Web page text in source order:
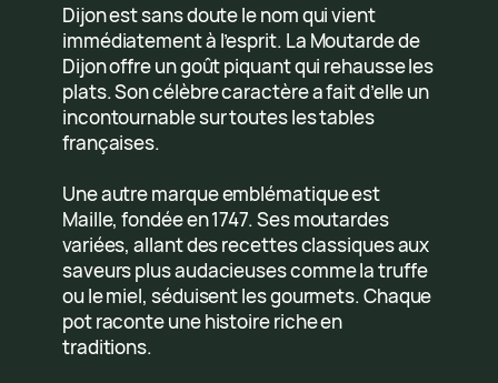
Dijon est sans doute le nom qui vient
immédiatement à l’esprit. La Moutarde de
Dijon offre un goût piquant qui rehausse les
plats. Son célèbre caractère a fait d’elle un
incontournable sur toutes les tables
françaises.
Une autre marque emblématique est
Maille, fondée en 1747. Ses moutardes
variées, allant des recettes classiques aux
saveurs plus audacieuses comme la truffe
ou le miel, séduisent les gourmets. Chaque
pot raconte une histoire riche en
traditions.